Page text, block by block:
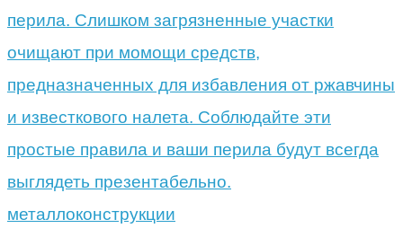
металлоконструкции